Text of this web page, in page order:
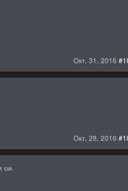
Окт. 31, 2016
Окт. 28, 2016
ои.